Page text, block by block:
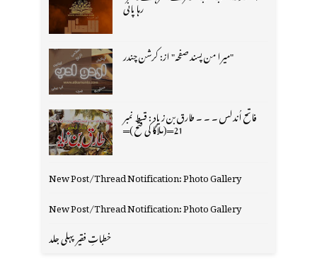
رہا پانی
"میرا من پسند صفحہ" از: کرشن چندر
فاتح اُندلس ۔ ۔ ۔ طارق بن زیاد : قسط نمبر
21═(ملاگا کی فتح )═
New Post/Thread Notification: Photo Gallery
New Post/Thread Notification: Photo Gallery
خطباتِ فقیر پہلی جلد